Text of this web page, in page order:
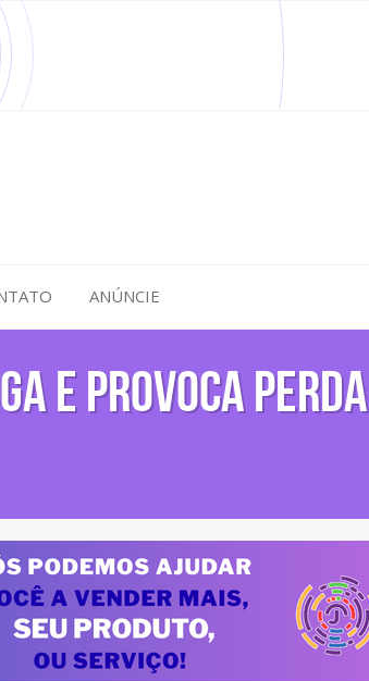
ANÚNCIE
e provoca perda